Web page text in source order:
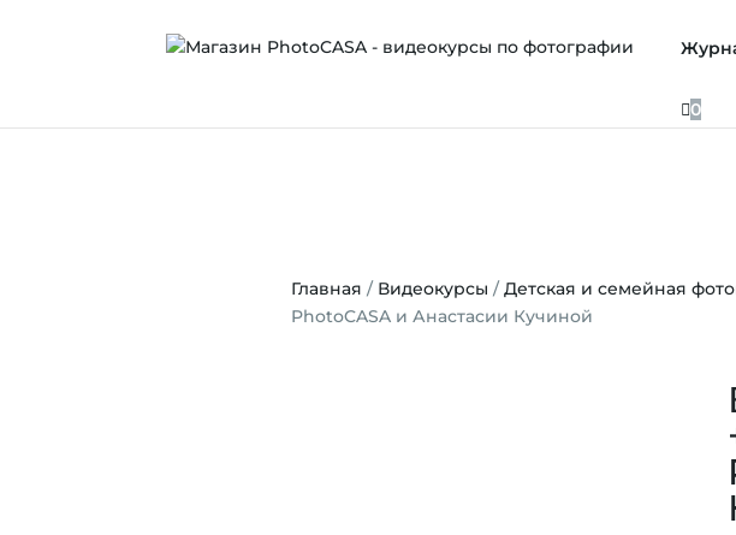
0
Главная / Видеокурсы /Детская и семейная
PhotoCASA и Анастасии Кучиной